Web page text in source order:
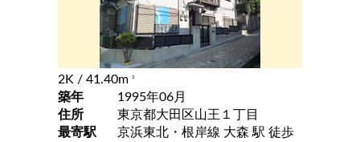
2K / 41.40m 2
築年
1995年06月
住所
東京都大田区山王１丁目
最寄駅
京浜東北・根岸線 大森 駅 徒歩